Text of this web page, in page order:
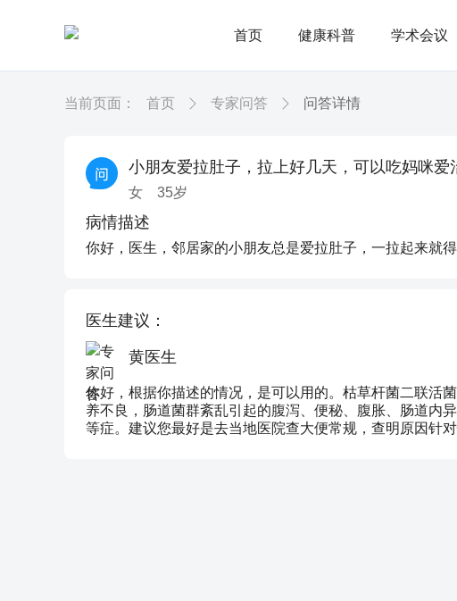
首页 健康科普 学术会议
当前页面： 首页 专家问答 问答详情
小朋友爱拉肚子，拉上好几天，可以吃妈咪爱
女 35岁
病情描述
你好，医生，邻居家的小朋友总是爱拉肚子，一拉起来就
医生建议：
黄医生
你好，根据你描述的情况，是可以用的。枯草杆菌二联活
养不良，肠道菌群紊乱引起的腹泻、便秘、腹胀、肠道内
等症。建议您最好是去当地医院查大便常规，查明原因针